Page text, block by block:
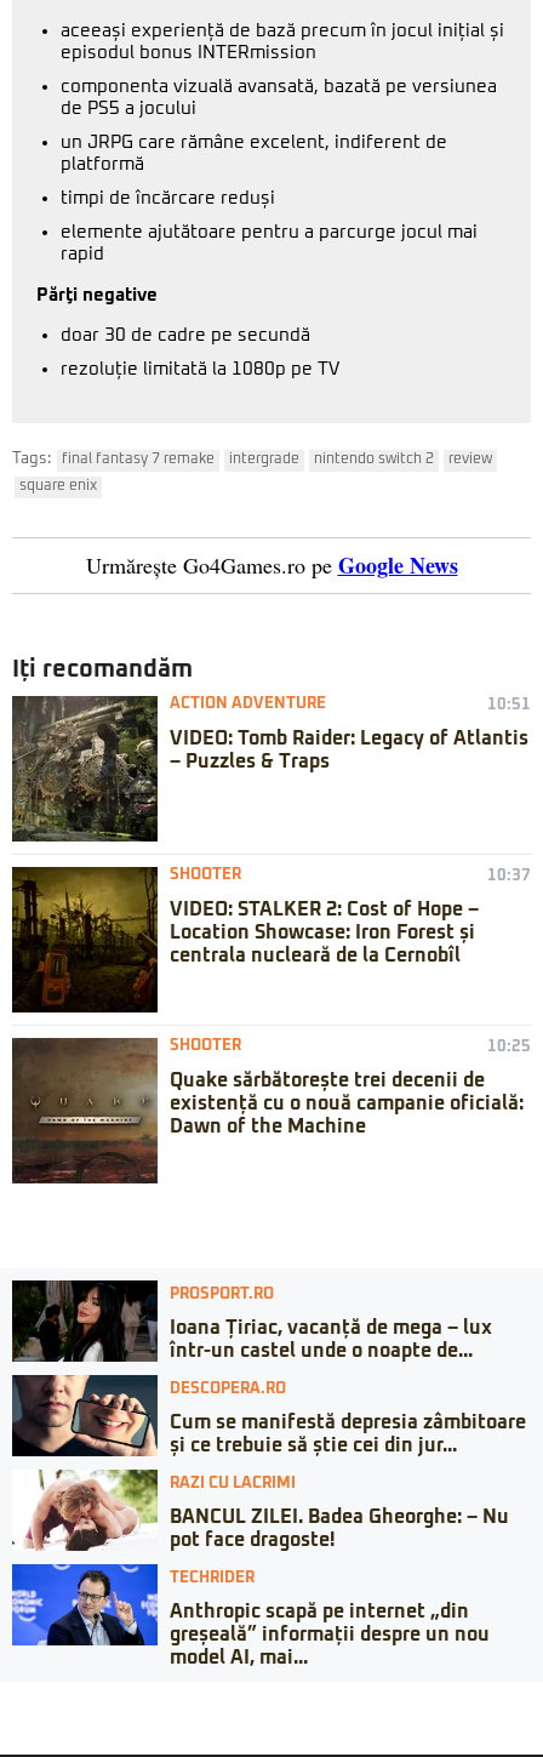
aceeași experiență de bază precum în jocul inițial și
episodul bonus INTERmission
componenta vizuală avansată, bazată pe versiunea
de PS5 a jocului
un JRPG care rămâne excelent, indiferent de
platformă
timpi de încărcare reduși
elemente ajutătoare pentru a parcurge jocul mai
rapid
Părţi negative
doar 30 de cadre pe secundă
rezoluție limitată la 1080p pe TV
Tags: final fantasy 7 remake intergrade nintendo switch 2
review
square enix
Urmărește Go4Games.ro pe Google News
Iți recomandăm
ACTION ADVENTURE 10:51
VIDEO: Tomb Raider: Legacy of Atlantis
– Puzzles & Traps
SHOOTER 10:37
VIDEO: STALKER 2: Cost of Hope –
Location Showcase: Iron Forest și
centrala nucleară de la Cernobîl
SHOOTER 10:25
Quake sărbătorește trei decenii de
existență cu o nouă campanie oficială:
Dawn of the Machine
PROSPORT.RO
Ioana Țiriac, vacanță de mega – lux
într-un castel unde o noapte de...
DESCOPERA.RO
Cum se manifestă depresia zâmbitoare
și ce trebuie să știe cei din jur...
RAZI CU LACRIMI
BANCUL ZILEI. Badea Gheorghe: – Nu
pot face dragoste!
TECHRIDER
Anthropic scapă pe internet „din
greșeală” informații despre un nou
model AI, mai...